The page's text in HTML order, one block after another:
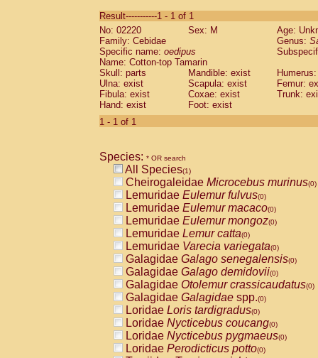
CebidaeSaguinus labiatus(0)
Cebidae Saguinus leucopus (0)
Cebidae
CebidaeSaguinus mystax
Cebidae Saguinus nigricollis (0)
Cebidae Saguinus oedipus
Cebidae Saguinus weddelli
Cebidae Saguinusspp.
Cebidae
CebidaeCebus capucinus
CebidaeCebus nigrivittatus
CebidaeCebus spp.(0)
CebidaeSaimiri boliviensis(0)
CebidaeSaimiri sciureus(0)
AtelidaeAlouatta caraya(0)
AtelidaeAlouatta fusca(0)
AtelidaeAlouatta seniculus(0)
AtelidaeAlouattaspp.(0)
AtelidaeAteles belzebuth(0)
AtelidaeAteles geoffroyi(0)
AtelidaeAteles paniscus(0)
AtelidaeAtelesspp.(0)
AtelidaeLagothrix lagothricha(0)
AtelidaeLagothrix lagothricha cana
PitheciidaeCacajao calvus
Result-----------1 - 1 of 1
No: 02220
Sex: M
Age:
Family: Cebidae
Genus:
Specific name: oedipus
Name: Cotton-top Tamarin
Skull: parts
Mandible: exist
Ulna: exist
Scapula: exist
Femur:
Fibula: exist
Coxae: exist
Trunk:
Hand: exist
Foot: exist
1 - 1 of 1
Species: * OR search
All Species(1)
Cheirogaleidae Microcebus murinus(0)
Lemuridae Eulemur fulvus(0)
Lemuridae Eulemur macaco(0)
Lemuridae Eulemur mongoz(0)
Lemuridae Lemur catta(0)
Lemuridae Varecia variegata(0)
Galagidae Galago senegalensis(0)
Galagidae Galago demidovii(0)
Galagidae Otolemur crassicaudatus(0)
Galagidae Galagidae spp.(0)
Loridae Loris tardigradus(0)
Loridae Nycticebus coucang(0)
Loridae Nycticebus pygmaeus(0)
Loridae Perodicticus potto(0)